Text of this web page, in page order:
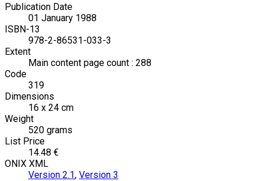
Publication Date
01 January 1988
ISBN-13
978-2-86531-033-3
Extent
Main content page count : 288
Code
319
Dimensions
16 x 24 cm
Weight
520 grams
List Price
14.48 €
ONIX XML
Version 2.1, Version 3